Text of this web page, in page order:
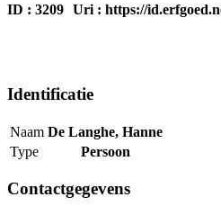
ID : 3209 Uri : https://
Identificatie
Naam De Langhe, Hanne
Type
Persoon
Contactgegevens